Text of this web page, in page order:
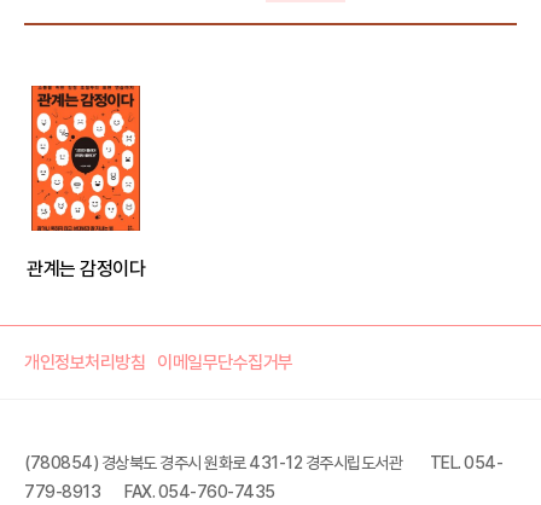
관계는 감정이다
개인정보처리방침 이메일무단수집거부
(780854) 경상북도 경주시 원화로 431-12 경주시립도서관
TEL. 054-
779-8913
FAX. 054-760-7435